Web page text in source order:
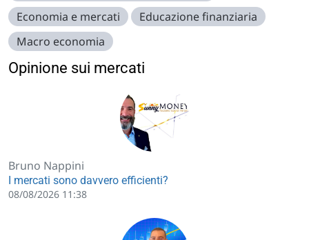
Economia e mercati
Educazione finanziaria
Macro economia
Opinione sui mercati
Bruno Nappini
I mercati sono davvero efficienti?
08/08/2026 11:38